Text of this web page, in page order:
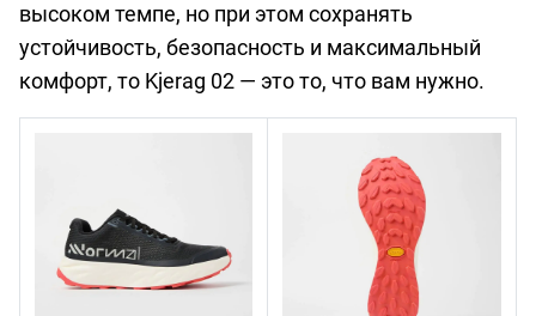
высоком темпе, но при этом сохранять
устойчивость, безопасность и максимальный
комфорт, то Kjerag 02 — это то, что вам нужно.